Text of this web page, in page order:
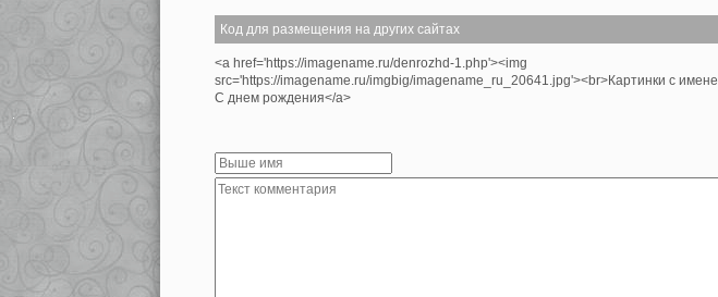
Код для размещения на других сайтах
<a href='https://imagename.ru/denrozhd-1.php'><img
src='https://imagename.ru/imgbig/imagename_ru_20641.jpg'><br>Картинки с
С днем рождения</a>